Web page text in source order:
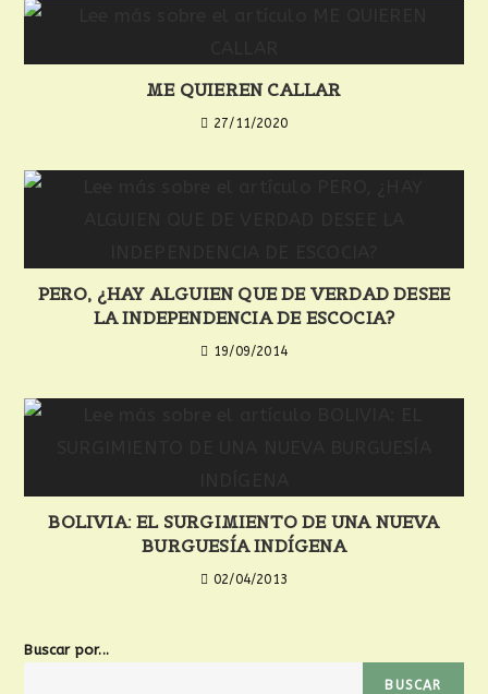
ME QUIEREN CALLAR
27/11/2020
PERO, ¿HAY ALGUIEN QUE DE VERDAD DESEE
LA INDEPENDENCIA DE ESCOCIA?
19/09/2014
BOLIVIA: EL SURGIMIENTO DE UNA NUEVA
BURGUESÍA INDÍGENA
02/04/2013
Buscar por...
BUSCAR